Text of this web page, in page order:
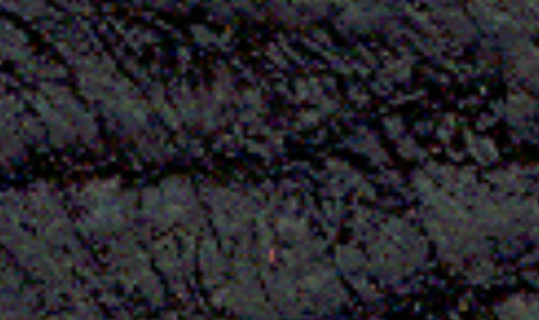
Auszeichnungen
Team
Philosophie & Leitbild
Aktuelles
BarkWorld
Shop